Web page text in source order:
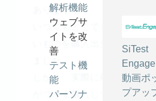
解析機能
ウェブサ
イトを改
善
テスト機
能
パーソナ
SiTest
Engage
動画ポ
プアッ
ありますか？
いつでもどこでも、ネット
いものを購入出来る、とて
ました。
しかし、実際に商品を見ら
がつかず購入しづらいアイ